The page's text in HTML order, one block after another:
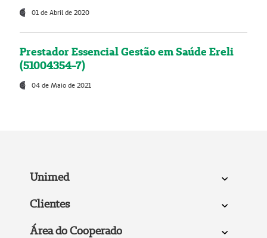
01 de Abril de 2020
Prestador Essencial Gestão em Saúde Ereli
(51004354-7)
04 de Maio de 2021
Unimed
Clientes
Área do Cooperado